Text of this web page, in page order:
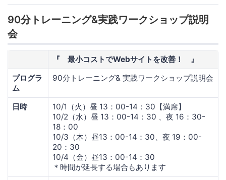
90分トレーニング&実践ワークショップ説明
会
『 最小コストでWebサイトを改善！ 』
プログラ
ム
90分トレーニング& 実践ワークショップ説明会
日時
10/1（火）昼 13：00-14：30【満席】
10/2（水）昼 13：00-14：30 、夜 16：30-
18：00
10/3（木）昼13：00-14：30、夜 19：00-
20：30
10/4（金）昼13：00-14：30
＊時間が延長する場合もあります